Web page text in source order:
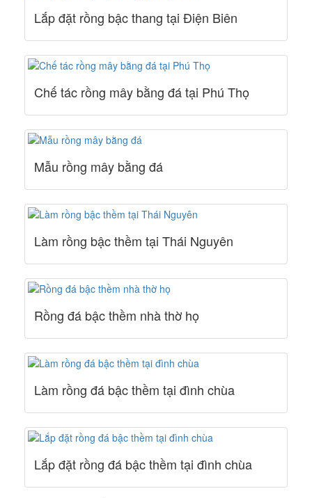
Lắp đặt rồng bậc thang tại Điện Biên
Chế tác rồng mây bằng đá tại Phú Thọ
Mẫu rồng mây bằng đá
Làm rồng bậc thềm tại Thái Nguyên
Rồng đá bậc thềm nhà thờ họ
Làm rồng đá bậc thềm tại đình chùa
Lắp đặt rồng đá bậc thềm tại đình chùa